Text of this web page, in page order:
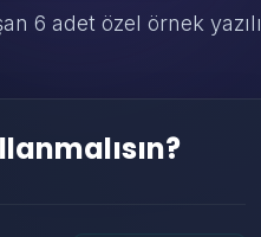
6 adet özel örnek yazılı